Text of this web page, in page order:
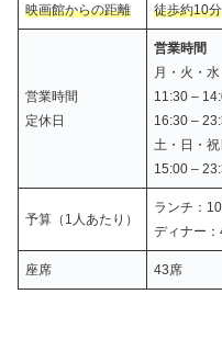
映画館からの距離 徒歩約10分
営業時間
定休日
営業時間
月・火・
11:30 –
16:30 –
土・日・祝
15:00 –
予算（1人あたり）
ランチ：
ディナー
座席 43席